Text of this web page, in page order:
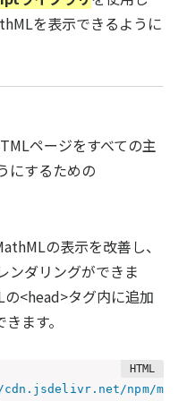
を表示できるように
ページをすべての主
にするための
の表示を改善し、
ンダリングができま
<head>タグ内に追加
ます。
npm/